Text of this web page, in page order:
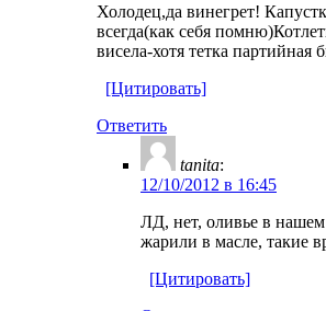
Холодец,да винегрет!
всегда(как себя
висела-хотя тетка
[Цитировать]
Ответить
tanita:
12/10/2012 в 16:45
ЛД, нет, оливье в
жарили в масле, такие
[Цитировать]